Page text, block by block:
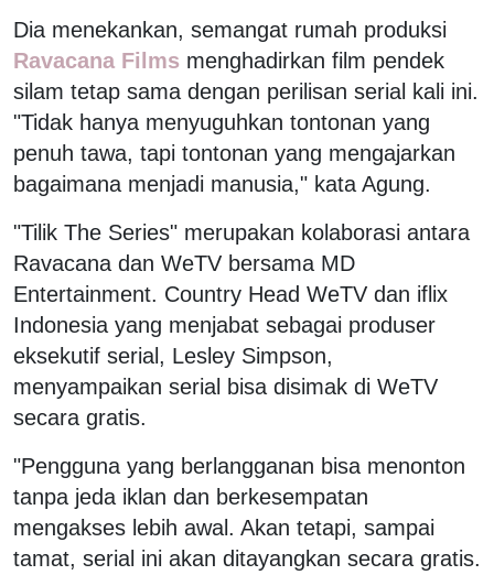
Dia menekankan, semangat rumah produksi
Ravacana Films menghadirkan film pendek
silam tetap sama dengan perilisan serial kali ini.
"Tidak hanya menyuguhkan tontonan yang
penuh tawa, tapi tontonan yang mengajarkan
bagaimana menjadi manusia," kata Agung.
"Tilik The Series" merupakan kolaborasi antara
Ravacana dan WeTV bersama MD
Entertainment. Country Head WeTV dan iflix
Indonesia yang menjabat sebagai produser
eksekutif serial, Lesley Simpson,
menyampaikan serial bisa disimak di WeTV
secara gratis.
"Pengguna yang berlangganan bisa menonton
tanpa jeda iklan dan berkesempatan
mengakses lebih awal. Akan tetapi, sampai
tamat, serial ini akan ditayangkan secara gratis.